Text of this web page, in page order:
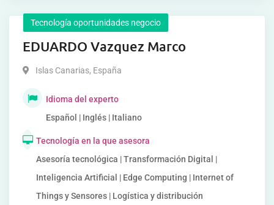
Tecnología oportunidades negocio
EDUARDO Vazquez Marco
Islas Canarias, España
Idioma del experto
Español | Inglés | Italiano
Tecnología en la que asesora
Asesoría tecnológica | Transformación Digital |
Inteligencia Artificial | Edge Computing | Internet of
Things y Sensores | Logística y distribución